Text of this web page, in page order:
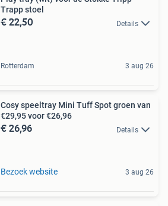
Trapp stoel
€ 22,50 Details
Rotterdam 3 aug 26
Cosy speeltray Mini Tuff Spot groen van
€29,95 voor €26,96
€ 26,96 Details
Bezoek website 3 aug 26